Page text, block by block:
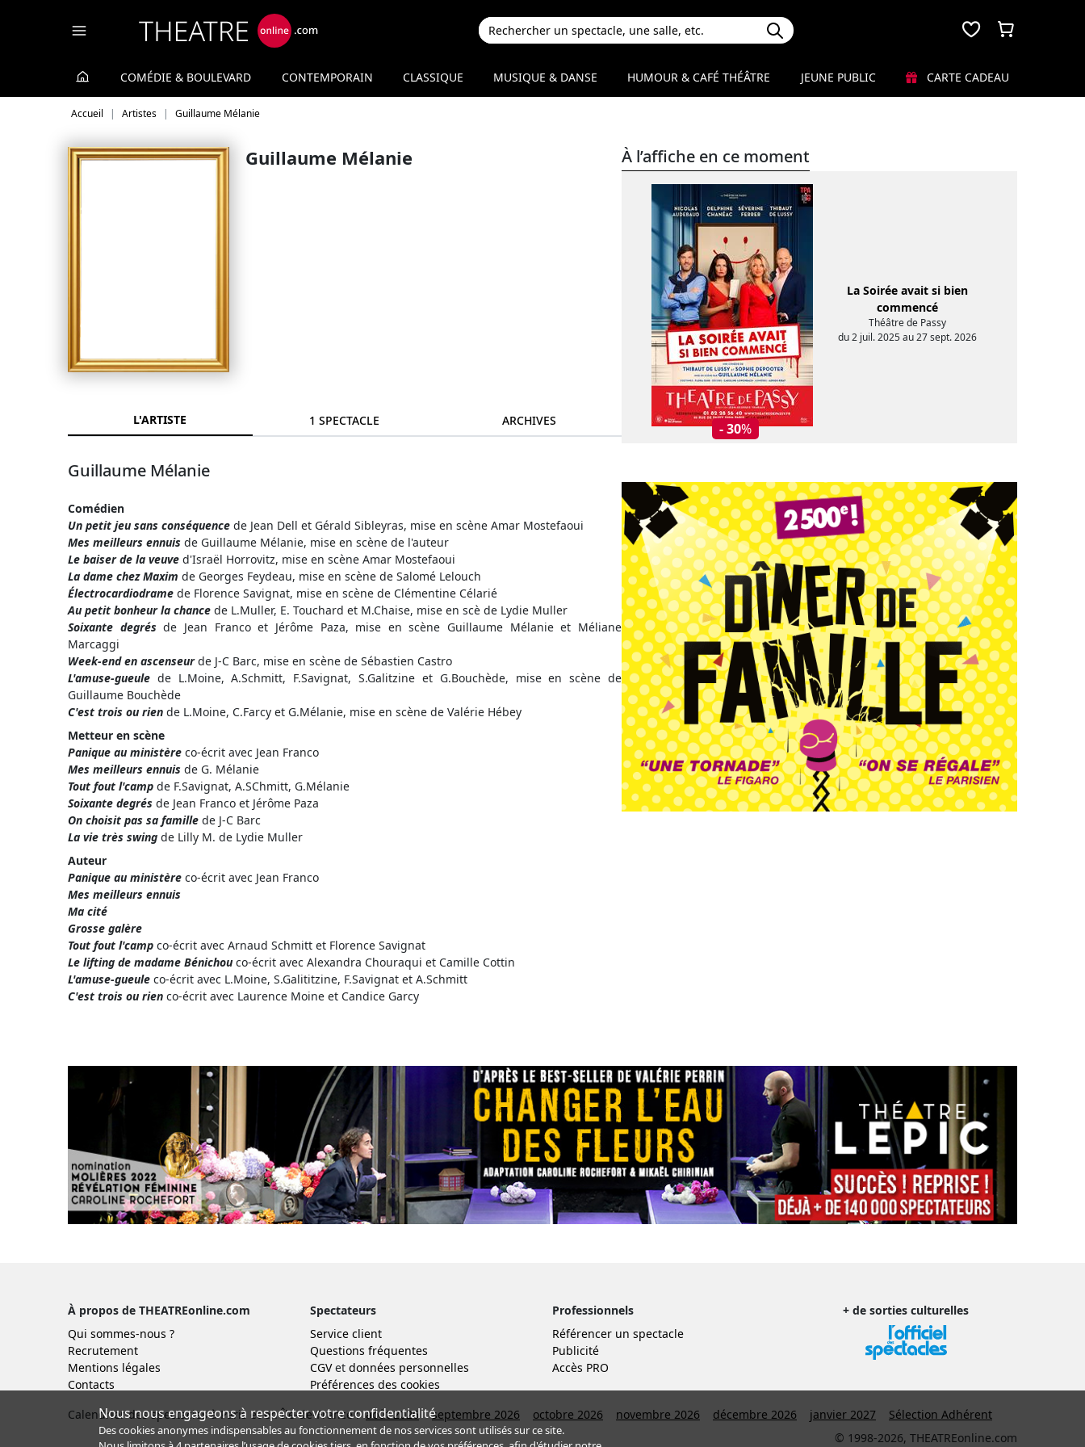
COMÉDIE & BOULEVARD CONTEMPORAIN CLASSIQUE MUSIQUE & DANSE HUMOUR & CAFÉ THÉÂTRE JEUNE PUBLIC CARTE CADEAU
Accueil Artistes Guillaume Mélanie
Guillaume Mélanie
L'ARTISTE 1 SPECTACLE ARCHIVES
Guillaume Mélanie
Comédien
Un petit jeu sans conséquence de Jean Dell et Gérald Sibleyras, mise en scène Amar Mostefaoui
Mes meilleurs ennuis de Guillaume Mélanie, mise en scène de l'auteur
Le baiser de la veuve d'Israël Horrovitz, mise en scène Amar Mostefaoui
La dame chez Maxim de Georges Feydeau, mise en scène de Salomé Lelouch
Électrocardiodrame de Florence Savignat, mise en scène de Clémentine Célarié
Au petit bonheur la chance de L.Muller, E. Touchard et M.Chaise, mise en scè de Lydie Muller
Soixante degrés de Jean Franco et Jérôme Paza, mise en scène Guillaume Mélanie et Méliane
Marcaggi
Week-end en ascenseurde J-C Barc, mise en scène de Sébastien Castro
L'amuse-gueule de L.Moine, A.Schmitt, F.Savignat, S.Galitzine et G.Bouchède, mise en scène de
Guillaume Bouchède
C'est trois ou rien de L.Moine, C.Farcy et G.Mélanie, mise en scène de Valérie Hébey
Metteur en scène
Panique au ministère co-écrit avec Jean Franco
Mes meilleurs ennuis de G. Mélanie
Tout fout l'camp de F.Savignat, A.SChmitt, G.Mélanie
Soixante degrés de Jean Franco et Jérôme Paza
On choisit pas sa famille de J-C Barc
La vie très swing de Lilly M. de Lydie Muller
Auteur
Panique au ministère co-écrit avec Jean Franco
Mes meilleurs ennuis
Ma cité
Grosse galère
Tout fout l'camp co-écrit avec Arnaud Schmitt et Florence Savignat
Le lifting de madame Bénichouco-écrit avec Alexandra Chouraqui et Camille Cottin
L'amuse-gueule co-écrit avec L.Moine, S.Galititzine, F.Savignat et A.Schmitt
C'est trois ou rien co-écrit avec Laurence Moine et Candice Garcy
À l’affiche en ce moment
- 30%
La Soirée avait si bien
commencé
Théâtre de Passy
du 2 juil. 2025 au 27 sept. 2026
À propos de THEATREonline.com
Qui sommes-nous ?
Recrutement
Mentions légales
Contacts
Spectateurs
Service client
Questions fréquentes
CGVet données personnelles
Préférences des cookies
Professionnels
Référencer un spectacle
Publicité
Accès PRO
+ de sorties culturelles
Calendrier des spectacles à Paris et en Île-de-France : août 2026 septembre 2026 octobre 2026 novembre 2026 décembre 2026 janvier 2027
Sélection Adhérent
© 1998-2026, THEATREonline.com
Nous nous engageons à respecter votre confidentialité
Des cookies anonymes indispensables au fonctionnement de nos services sont utilisés sur ce site.